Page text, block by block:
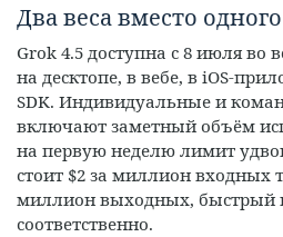
Два веса вместо одного
Grok 4.5 доступна с 8 июля во
на десктопе, в вебе, в iOS-
SDK. Индивидуальные и
включают заметный объём
на первую неделю лимит
стоит $2 за миллион входных
миллион выходных, быстрый
соответственно.